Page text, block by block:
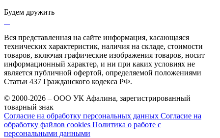
Будем дружить
Вся представленная на сайте информация, касающаяся
технических характеристик, наличия на складе, стоимости
товаров, включая графические изображения товаров, носит
информационный характер, и ни при каких условиях не
является публичной офертой, определяемой положениями
Статьи 437 Гражданского кодекса РФ.
© 2000-2026 – ООО УК Афалина, зарегистрированный
товарный знак
Согласие на обработку персональных данных Согласие на
обработку файлов cookies Политика о работе с
персональными данными